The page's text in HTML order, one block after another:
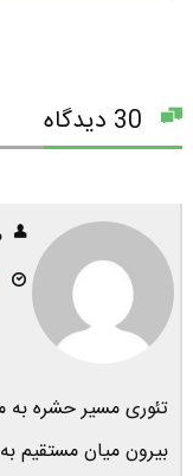
تئوری مسیر حشره به
بیرون میان مستقیم